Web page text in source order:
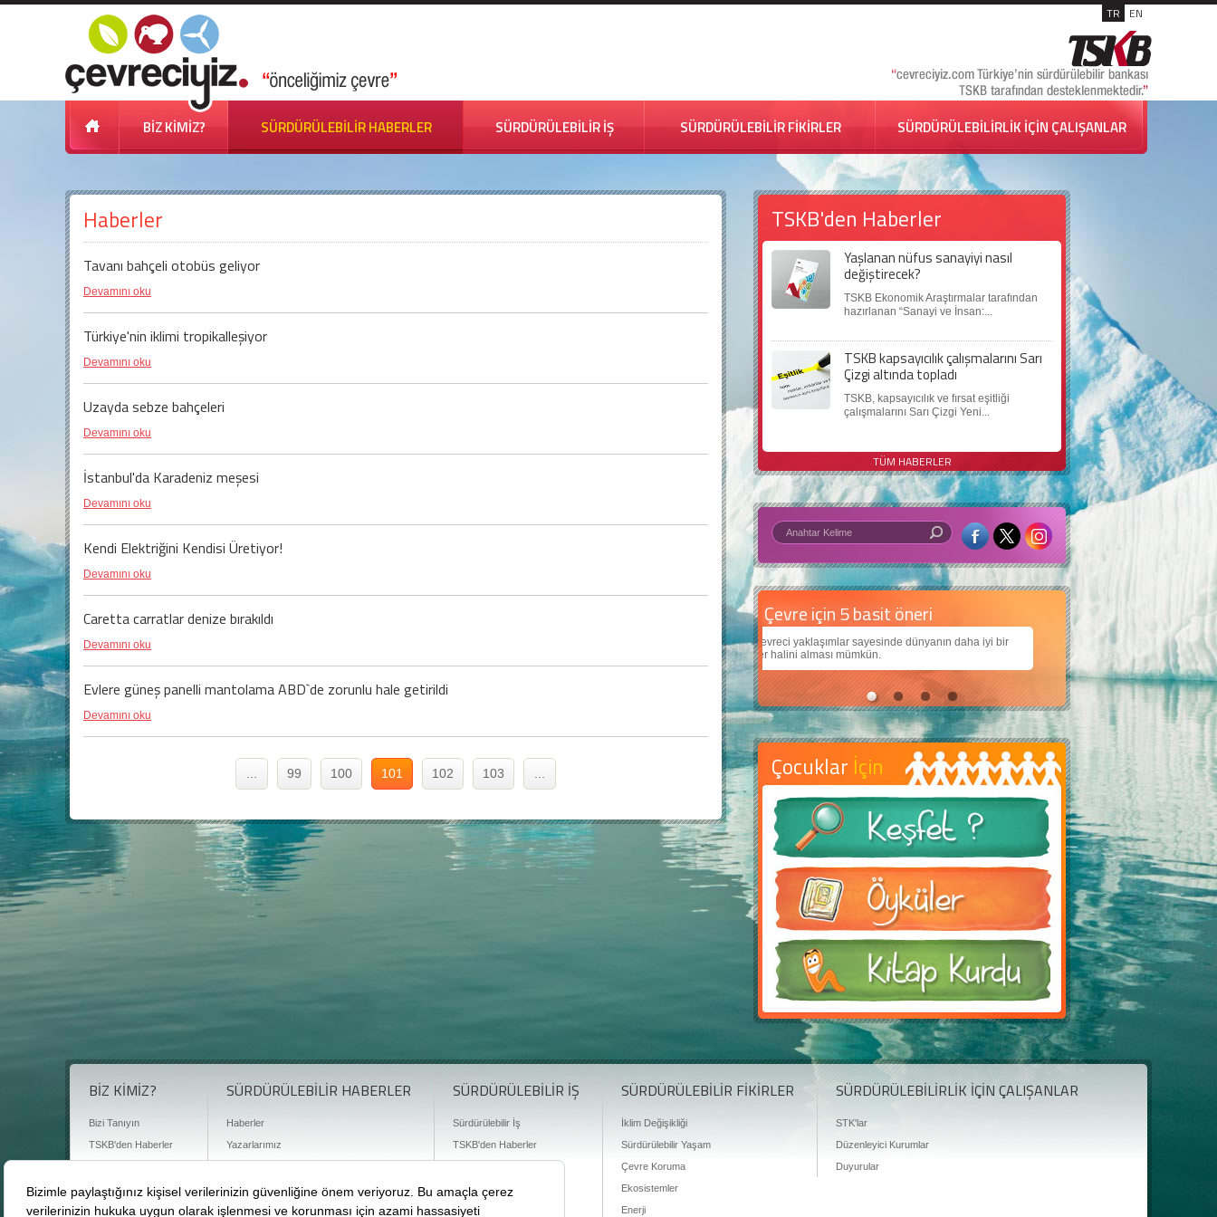
TR EN
BİZ KİMİZ? SÜRDÜRÜLEBİLİR HABERLER SÜRDÜRÜLEBİLİR İŞ SÜRDÜRÜLEBİLİR FİKİRLER SÜRDÜRÜLEBİLİRLİK İÇİN ÇALIŞANLAR
Haberler
Tavanı bahçeli otobüs geliyor
Devamını oku
Türkiye'nin iklimi tropikalleşiyor
Devamını oku
Uzayda sebze bahçeleri
Devamını oku
İstanbul'da Karadeniz meşesi
Devamını oku
Kendi Elektriğini Kendisi Üretiyor!
Devamını oku
Caretta carratlar denize bırakıldı
Devamını oku
Evlere güneş panelli mantolama ABD`de zorunlu hale getirildi
Devamını oku
99 100 101 102 103
TSKB'den Haberler
Yaşlanan nüfus sanayiyi nasıl
değiştirecek?
TSKB Ekonomik Araştırmalar tarafından
hazırlanan “Sanayi ve İnsan:...
TSKB kapsayıcılık çalışmalarını Sarı
Çizgi altında topladı
TSKB, kapsayıcılık ve fırsat eşitliği
çalışmalarını Sarı Çizgi Yeni...
TÜM HABERLER
Çevre için 5 basit öneri
sayesinde dünyanın daha iyi bir
Daha iyi bir dünya için yapay zekâ
Çocuklarımıza daha güzel bir dünya bırakabilmek için
teknolojiden nasıl yararlanırız?
Çocuklar İçin
BİZ KİMİZ?
Bizi Tanıyın
TSKB'den Haberler
Basın Odası
Bize Ulaşın
SÜRDÜRÜLEBİLİR HABERLER
Haberler
Yazarlarımız
Sürdürülebilirlik Kütüphanesi
Karbon Sayacı
SÜRDÜRÜLEBİLİR İŞ
Sürdürülebilir İş
TSKB'den Haberler
SÜRDÜRÜLEBİLİR FİKİRLER
İklim Değişikliği
Sürdürülebilir Yaşam
Çevre Koruma
Ekosistemler
Enerji
SÜRDÜRÜLEBİLİRLİK İÇİN ÇALIŞANLAR
STK'lar
Düzenleyici Kurumlar
Duyurular